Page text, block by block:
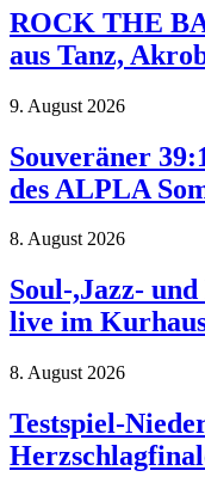
ROCK THE
aus Tanz,
9. August 2026
Souveräner
des ALPLA
8. August 2026
Soul-,Jazz-
live im
8. August 2026
Testspiel-